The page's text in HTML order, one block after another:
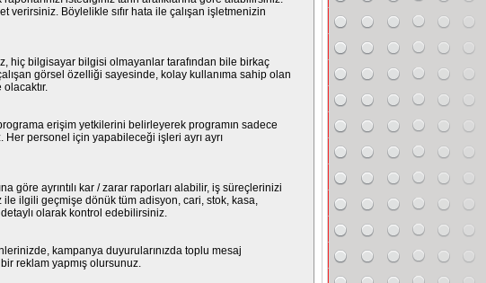
verirsiniz. Böylelikle sıfır hata ile çalışan işletmenizin
hiç bilgisayar bilgisi olmayanlar tarafından bile birkaç
görsel özelliği sayesinde, kolay kullanıma sahip olan
erişim yetkilerini belirleyerek programın sadece
personel için yapabileceği işleri ayrı ayrı
göre ayrıntılı kar / zarar raporları alabilir, iş süreçlerinizi
ilgili geçmişe dönük tüm adisyon, cari, stok, kasa,
olarak kontrol edebilirsiniz.
kampanya duyurularınızda toplu mesaj
reklam yapmış olursunuz.